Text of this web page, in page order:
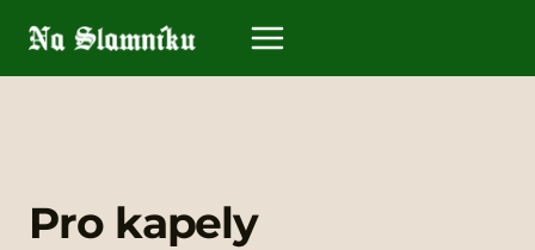
obsah
Pro kapely